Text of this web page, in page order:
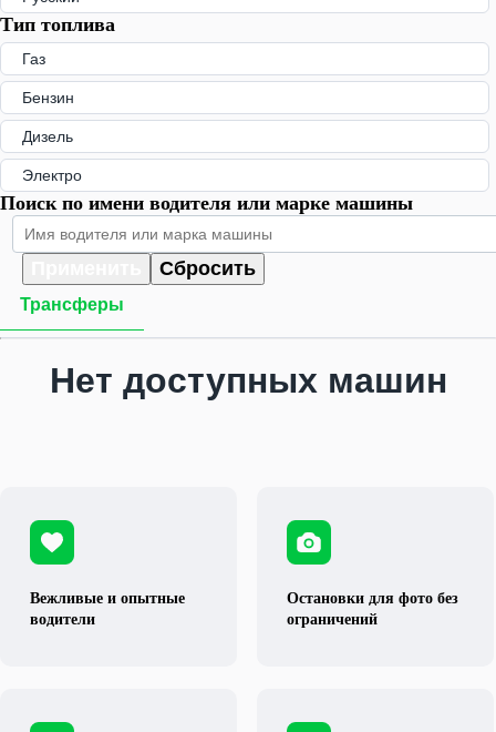
Тип топлива
Газ
Бензин
Дизель
Электро
Поиск по имени водителя или марке машины
Сбросить
Трансферы
Нет доступных машин
Вежливые и опытные
водители
Остановки для фото без
ограничений